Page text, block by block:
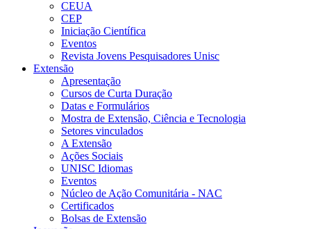
CEUA
CEP
Iniciação Científica
Eventos
Revista Jovens Pesquisadores Unisc
Extensão
Apresentação
Cursos de Curta Duração
Datas e Formulários
Mostra de Extensão, Ciência e Tecnologia
Setores vinculados
A Extensão
Ações Sociais
UNISC Idiomas
Eventos
Núcleo de Ação Comunitária - NAC
Certificados
Bolsas de Extensão